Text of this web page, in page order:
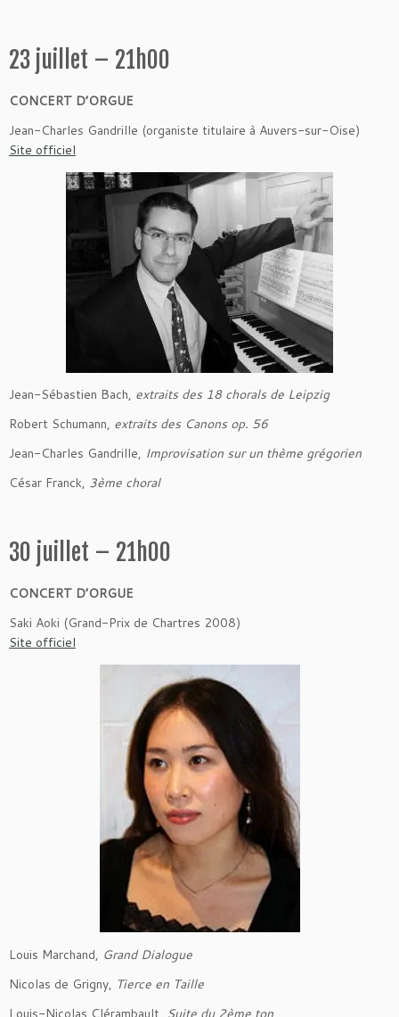
23 juillet – 21h00
CONCERT D’ORGUE
Jean-Charles Gandrille (organiste titulaire à Auvers-sur-Oise)
Site officiel
Jean-Sébastien Bach, extraits des 18 chorals de Leipzig
Robert Schumann, extraits des Canons op. 56
Jean-Charles Gandrille, Improvisation sur un thème grégorien
César Franck, 3ème choral
30 juillet – 21h00
CONCERT D’ORGUE
Saki Aoki (Grand-Prix de Chartres 2008)
Site officiel
Louis Marchand, Grand Dialogue
Nicolas de Grigny, Tierce en Taille
Louis-Nicolas Clérambault, Suite du 2ème ton